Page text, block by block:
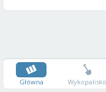
Główna Wykopalisko